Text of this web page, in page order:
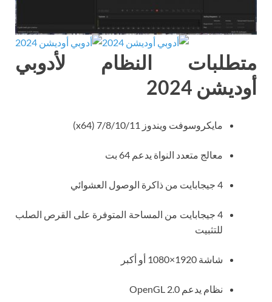
متطلبات النظام لأدوبي
أوديشن 2024
مايكروسوفت ويندوز 7/8/10/11 (x64)
معالج متعدد النواة يدعم 64 بت
4 جيجابايت من ذاكرة الوصول العشوائي
4 جيجابايت من المساحة المتوفرة على القرص الصلب
للتثبيت
شاشة 1920×1080 أو أكبر
نظام يدعم OpenGL 2.0